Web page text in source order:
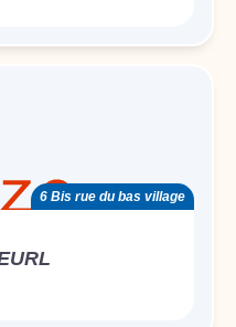
6 Bis rue du bas village